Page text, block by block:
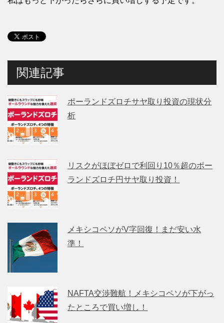
関連記事
ポーランドズロチサヤ取り投資の現状分
析
リスクがほぼゼロで利回り10％超のポー
ランドズロチ円サヤ取り投資！
メキシコペソがV字回復！まだ安い水
準！
NAFTA交渉難航！メキシコペソが下がっ
たところで買い増し！